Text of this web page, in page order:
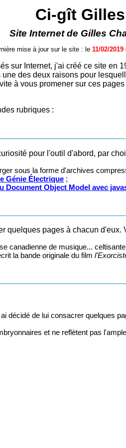
Ci-gît Gilles
Site Internet de Gilles
mise à jour sur le site : le 11/02/2019
sur Internet, j'ai créé ce site en
des deux raisons pour
à vous promener sur ces
rubriques :
pour l'outil d'abord, par
sous la forme d'archives
Génie Électrique ;
Document Object Model avec
quelques pages à chacun
canadienne de musique...
la bande originale du film
ai décidé de lui consacrer quelques
et ne reflètent pas